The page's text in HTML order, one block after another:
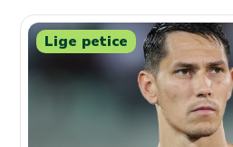
Lige petice